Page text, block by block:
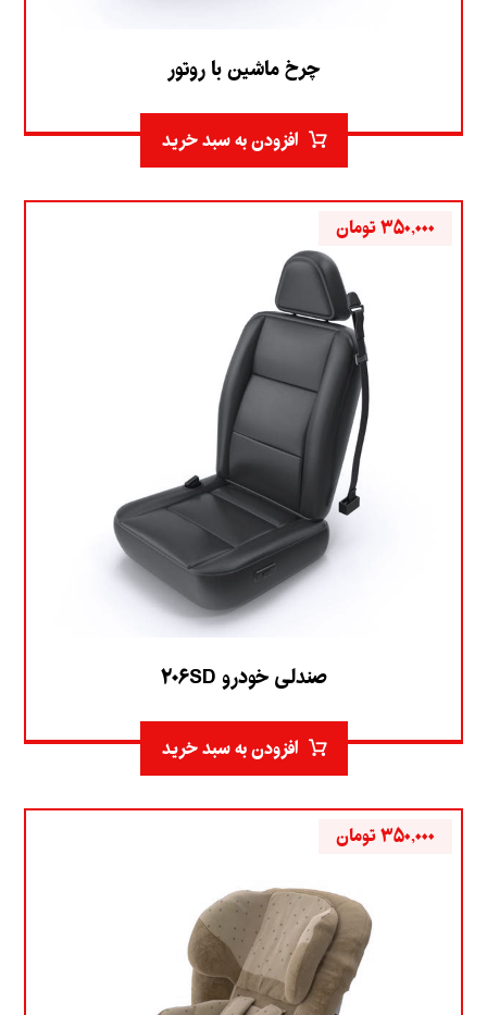
چرخ ماشین با روتور
افزودن به سبد خرید
صندلی خودرو ۲۰۶SD
۳۵۰,۰۰۰تومان
افزودن به سبد خرید
۳۵۰,۰۰۰تومان